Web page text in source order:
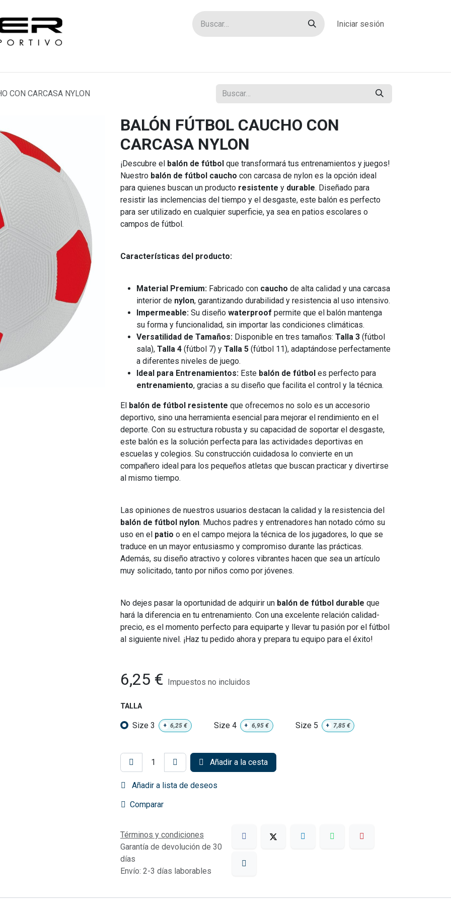
Iniciar sesión
CON CARCASA NYLON
BALÓN FÚTBOL CAUCHO CON
CARCASA NYLON
¡Descubre el balón de fútbol que transformará tus entrenamientos y juegos!
Nuestro balón de fútbol caucho con carcasa de nylon es la opción ideal
para quienes buscan un producto resistente y durable. Diseñado para
resistir las inclemencias del tiempo y el desgaste, este balón es perfecto
para ser utilizado en cualquier superficie, ya sea en patios escolares o
campos de fútbol.
Características del producto:
Material Premium: Fabricado con caucho de alta calidad y una carcasa
interior de nylon, garantizando durabilidad y resistencia al uso intensivo.
Impermeable: Su diseño waterproof permite que el balón mantenga
su forma y funcionalidad, sin importar las condiciones climáticas.
Versatilidad de Tamaños: Disponible en tres tamaños: Talla 3 (fútbol
sala), Talla 4 (fútbol 7) y Talla 5 (fútbol 11), adaptándose perfectamente
a diferentes niveles de juego.
Ideal para Entrenamientos: Este balón de fútbol es perfecto para
entrenamiento, gracias a su diseño que facilita el control y la técnica.
El balón de fútbol resistente que ofrecemos no solo es un accesorio
deportivo, sino una herramienta esencial para mejorar el rendimiento en el
deporte. Con su estructura robusta y su capacidad de soportar el desgaste,
este balón es la solución perfecta para las actividades deportivas en
escuelas y colegios. Su construcción cuidadosa lo convierte en un
compañero ideal para los pequeños atletas que buscan practicar y divertirse
al mismo tiempo.
Las opiniones de nuestros usuarios destacan la calidad y la resistencia del
balón de fútbol nylon. Muchos padres y entrenadores han notado cómo su
uso en el patio o en el campo mejora la técnica de los jugadores, lo que se
traduce en un mayor entusiasmo y compromiso durante las prácticas.
Además, su diseño atractivo y colores vibrantes hacen que sea un artículo
muy solicitado, tanto por niños como por jóvenes.
No dejes pasar la oportunidad de adquirir un balón de fútbol durable que
hará la diferencia en tu entrenamiento. Con una excelente relación calidad-
precio, es el momento perfecto para equiparte y llevar tu pasión por el fútbol
al siguiente nivel. ¡Haz tu pedido ahora y prepara tu equipo para el éxito!
6,25 € Impuestos no incluidos
TALLA
Size 3 + 6,25 € Size 4 + 6,95€ Size 5 + 7,85€
Añadir a la cesta
Añadir a lista de deseos
Comparar
Términos y condiciones
Garantía de devolución de 30
días
Envío: 2-3 días laborables